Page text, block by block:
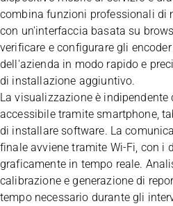
combina funzioni professionali di
con un'interfaccia basata su
verificare e configurare gli
dell'azienda in modo rapido e
di installazione aggiuntivo.
La visualizzazione è
accessibile tramite smartphone,
di installare software. La
finale avviene tramite Wi-Fi, con i
graficamente in tempo reale.
calibrazione e generazione di
tempo necessario durante gli